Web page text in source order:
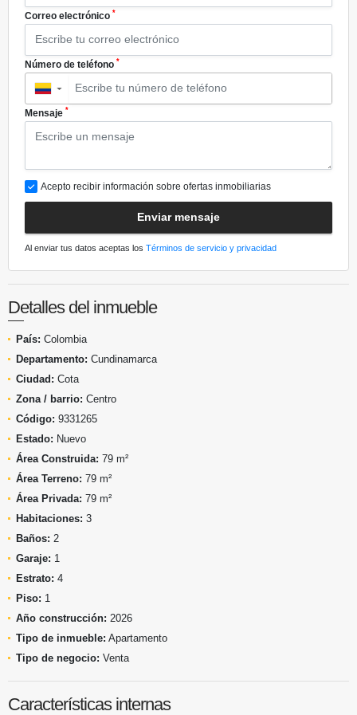
Correo electrónico *
Número de teléfono *
▼
Mensaje *
Acepto recibir información sobre ofertas inmobiliarias
Enviar mensaje
Al enviar tus datos aceptas los Términos de servicio y privacidad
Detalles del inmueble
País: Colombia
Departamento: Cundinamarca
Ciudad: Cota
Zona / barrio: Centro
Código: 9331265
Estado: Nuevo
Área Construida: 79 m²
Área Terreno: 79 m²
Área Privada: 79 m²
Habitaciones: 3
Baños: 2
Garaje: 1
Estrato: 4
Piso: 1
Año construcción: 2026
Tipo de inmueble: Apartamento
Tipo de negocio: Venta
Características internas